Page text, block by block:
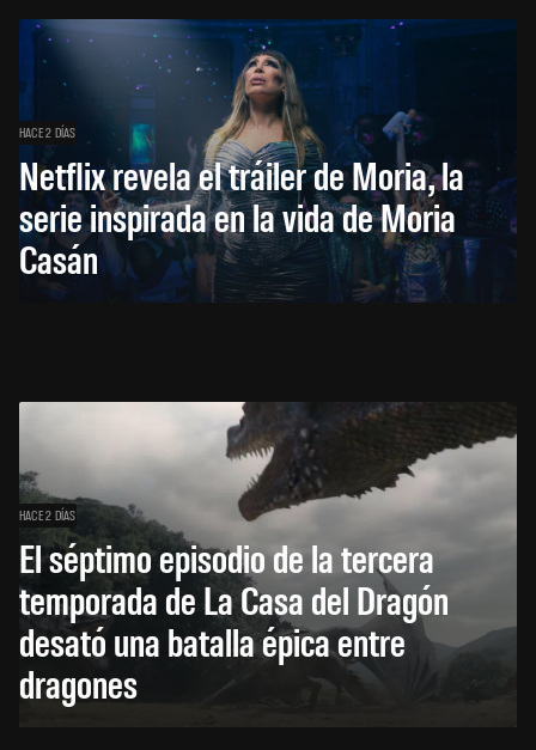
HACE 2 DÍAS
Netflix revela el tráiler de Moria, la
serie inspirada en la vida de Moria
Casán
HACE 2 DÍAS
El séptimo episodio de la tercera
temporada de La Casa del Dragón
desató una batalla épica entre
dragones